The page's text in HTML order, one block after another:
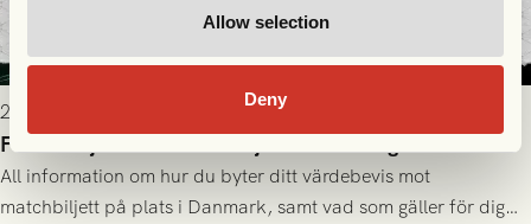
Allow selection
Deny
2026-07-28 17:36
FC Nordsjælland borta: Biljettuthämtning
All information om hur du byter ditt värdebevis mot
matchbiljett på plats i Danmark, samt vad som gäller för dig